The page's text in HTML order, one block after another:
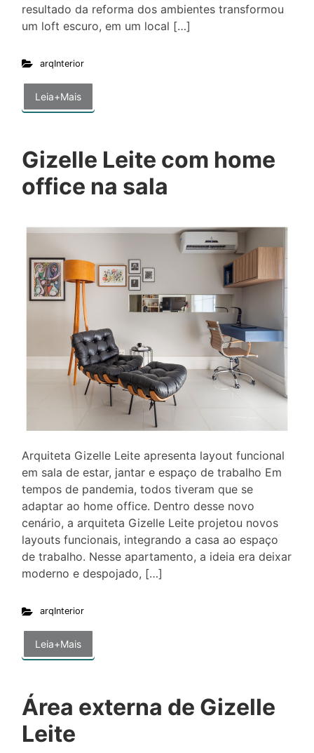
resultado da reforma dos ambientes transformou
um loft escuro, em um local […]
arqInterior
Leia+Mais
Gizelle Leite com home
office na sala
Arquiteta Gizelle Leite apresenta layout funcional
em sala de estar, jantar e espaço de trabalho Em
tempos de pandemia, todos tiveram que se
adaptar ao home office. Dentro desse novo
cenário, a arquiteta Gizelle Leite projetou novos
layouts funcionais, integrando a casa ao espaço
de trabalho. Nesse apartamento, a ideia era deixar
moderno e despojado, […]
arqInterior
Leia+Mais
Área externa de Gizelle
Leite